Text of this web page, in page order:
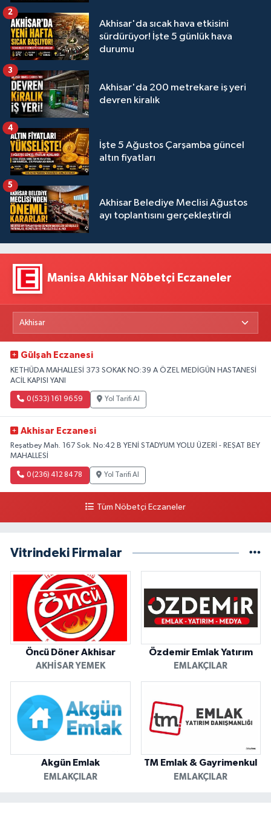
Akhisar'da sıcak hava etkisini
sürdürüyor! İşte 5 günlük hava
durumu
2
Akhisar'da 200 metrekare iş yeri
devren kiralık
3
İşte 5 Ağustos Çarşamba güncel
altın fiyatları
4
Akhisar Belediye Meclisi Ağustos
ayı toplantısını gerçekleştirdi
5
Manisa Akhisar Nöbetçi Eczaneler
Gülşah Eczanesi
KETHÜDA MAHALLESİ 373 SOKAK NO:39 A ÖZEL MEDİGÜN HASTANESİ
ACİL KAPISI YANI
0 (533) 161 96 59 Yol Tarifi Al
Akhisar Eczanesi
Reşatbey Mah. 167 Sok. No:42 B YENİ STADYUM YOLU ÜZERİ - REŞAT BEY
MAHALLESİ
0 (236) 412 84 78 Yol Tarifi Al
Tüm Nöbetçi Eczaneler
Vitrindeki Firmalar
Öncü Döner Akhisar
AKHISAR YEMEK
Özdemir Emlak Yatırım
EMLAKÇILAR
Akgün Emlak
EMLAKÇILAR
TM Emlak & Gayrimenkul
EMLAKÇILAR